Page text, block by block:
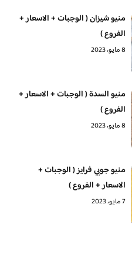
منيو شيزان ( الوجبات + الاسعار +
الفروع )
8 مايو، 2023
منيو السدة ( الوجبات + الاسعار +
الفروع )
8 مايو، 2023
منيو جوبي فرايز ( الوجبات +
الاسعار + الفروع )
7 مايو، 2023